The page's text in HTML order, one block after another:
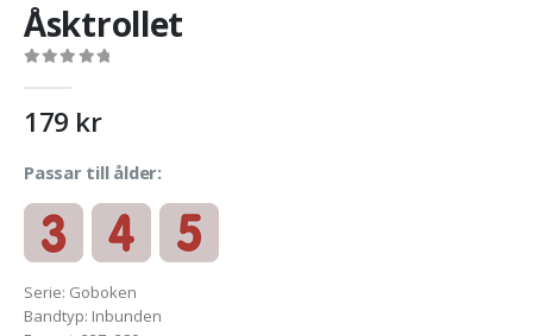
Åsktrollet
179 kr
Passar till ålder:
Serie: Goboken
Bandtyp: Inbunden